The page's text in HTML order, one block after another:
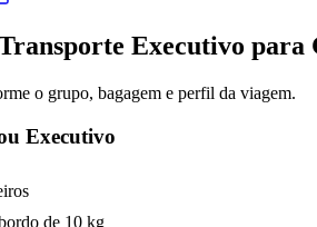
Executivo para
o grupo, bagagem e perfil da viagem.
Executivo
de 10 kg